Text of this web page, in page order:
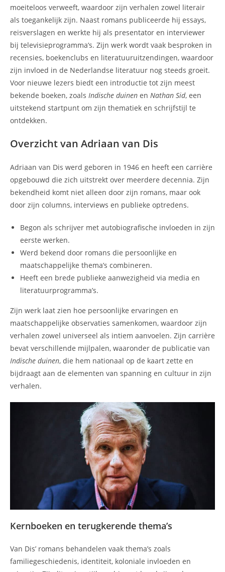
moeiteloos verweeft, waardoor zijn verhalen zowel literair
als toegankelijk zijn. Naast romans publiceerde hij essays,
reisverslagen en werkte hij als presentator en interviewer
bij televisieprogramma’s. Zijn werk wordt vaak besproken in
recensies, boekenclubs en literatuuruitzendingen, waardoor
zijn invloed in de Nederlandse literatuur nog steeds groeit.
Voor nieuwe lezers biedt een introductie tot zijn meest
bekende boeken, zoals Indische duinen en Nathan Sid, een
uitstekend startpunt om zijn thematiek en schrijfstijl te
ontdekken.
Overzicht van Adriaan van Dis
Adriaan van Dis werd geboren in 1946 en heeft een carrière
opgebouwd die zich uitstrekt over meerdere decennia. Zijn
bekendheid komt niet alleen door zijn romans, maar ook
door zijn columns, interviews en publieke optredens.
Begon als schrijver met autobiografische invloeden in zijn
eerste werken.
Werd bekend door romans die persoonlijke en
maatschappelijke thema’s combineren.
Heeft een brede publieke aanwezigheid via media en
literatuurprogramma’s.
Zijn werk laat zien hoe persoonlijke ervaringen en
maatschappelijke observaties samenkomen, waardoor zijn
verhalen zowel universeel als intiem aanvoelen. Zijn carrière
bevat verschillende mijlpalen, waaronder de publicatie van
Indische duinen, die hem nationaal op de kaart zette en
bijdraagt aan de elementen van spanning en cultuur in zijn
verhalen.
Kernboeken en terugkerende thema’s
Van Dis’ romans behandelen vaak thema’s zoals
familiegeschiedenis, identiteit, koloniale invloeden en